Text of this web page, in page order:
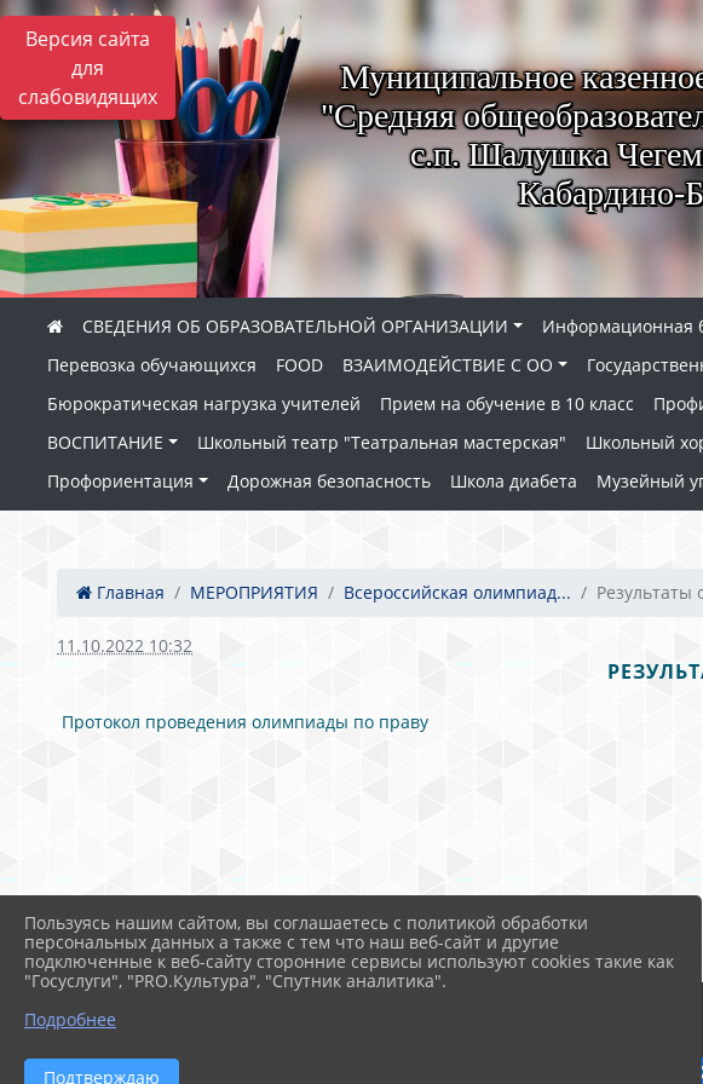
Версия сайта
для
слабовидящих
Муниципальное
"Средняя
с.п. Шалушка
Кабардино-
СВЕДЕНИЯ ОБ ОБРАЗОВАТЕЛЬНОЙ ОРГАНИЗАЦИИ Информационная
Перевозка обучающихся
FOOD ВЗАИМОДЕЙСТВИЕ С ОО
Бюрократическая нагрузка учителей
Прием на обучение в 10 класс
ВОСПИТАНИЕ
Школьный театр "Театральная мастерская" Школьный
Профориентация
Дорожная безопасность Школа диабета Музейный
Главная МЕРОПРИЯТИЯ Всероссийская олимпиад...
11.10.2022 10:32
Протокол проведения олимпиады по праву
Пользуясь нашим сайтом, вы соглашаетесь с политикой обработки
персональных данных а также с тем что наш веб-сайт и другие
подключенные к веб-сайту сторонние сервисы используют cookies такие как
"Госуслуги", "PRO.Культура", "Спутник аналитика".
Подробнее
Подтверждаю